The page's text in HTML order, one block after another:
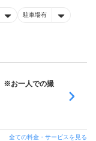
駐車場有
※お一人での撮
全ての料金・サービスを見る